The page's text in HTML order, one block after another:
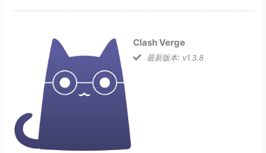
Clash Verge
最新版本: v1.3.8